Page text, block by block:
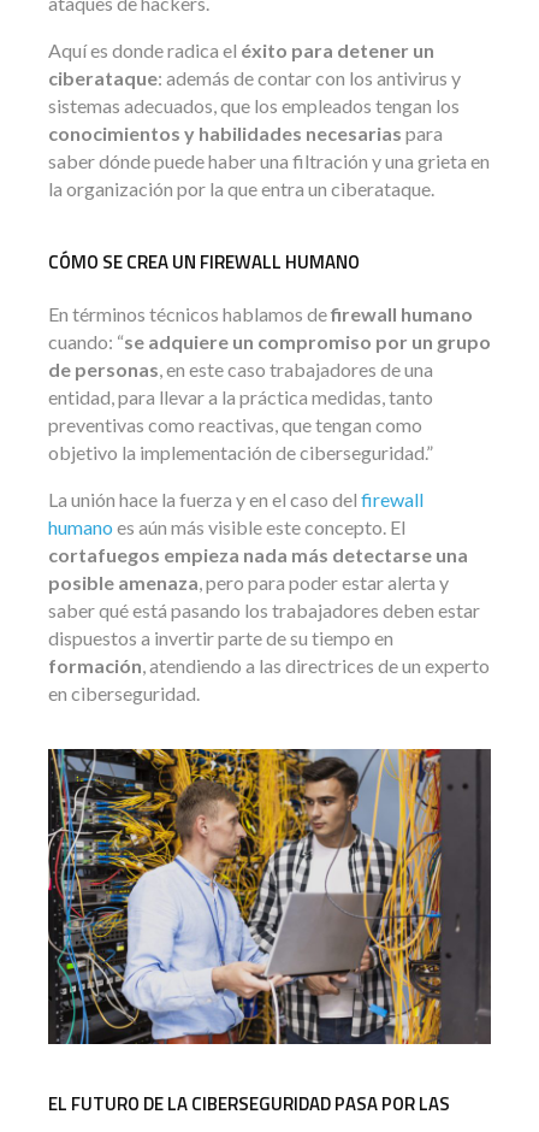
Aquí es donde radica el éxito para detener un
ciberataque: además de contar con los antivirus y
sistemas adecuados, que los empleados tengan los
conocimientos y habilidades necesarias para
saber dónde puede haber una filtración y una grieta en
la organización por la que entra un ciberataque.
CÓMO SE CREA UN FIREWALL HUMANO
En términos técnicos hablamos defirewall humano
cuando: “se adquiere un compromiso por un grupo
de personas, en este caso trabajadores de una
entidad, para llevar a la práctica medidas, tanto
preventivas como reactivas, que tengan como
objetivo la implementación de ciberseguridad.”
La unión hace la fuerza y en el caso del firewall
humano es aún más visible este concepto. El
cortafuegos empieza nada más detectarse una
posible amenaza, pero para poder estar alerta y
saber qué está pasando los trabajadores deben estar
dispuestos a invertir parte de su tiempo en
formación, atendiendo a las directrices de un experto
en ciberseguridad.
EL FUTURO DE LA CIBERSEGURIDAD PASA POR LAS